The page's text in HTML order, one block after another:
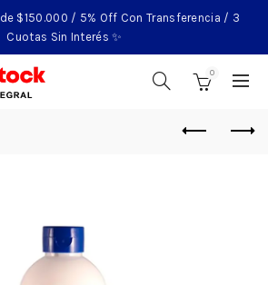
$150.000 / 5% Off Con Transferencia / 3
Cuotas Sin Interés ✨
0